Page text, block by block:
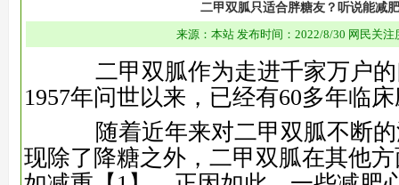
二甲双胍只适合胖糖友？听说能减
来源：本站 发布时间：2022/8/30 网民关注
二甲双胍作为走进千家万户的
1957年问世以来，已经有60多年临
随着近年来对二甲双胍不断的
现除了降糖之外，二甲双胍在其他